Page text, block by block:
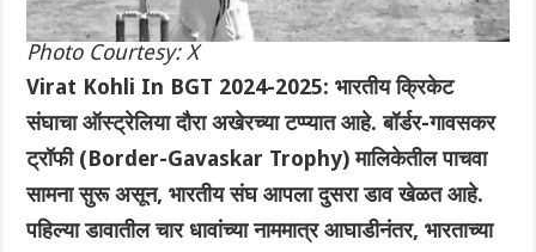
Photo Courtesy: X
Virat Kohli In BGT 2024-2025: भारतीय क्रिकेट
संघाचा ऑस्ट्रेलिया दौरा अखेरच्या टप्प्यात आहे. बॉर्डर-गावसकर
ट्रॉफी (Border-Gavaskar Trophy) मालिकेतील पाचवा
सामना सुरू असून, भारतीय संघ आपला दुसरा डाव खेळत आहे.
पहिल्या डावातील चार धावांच्या नाममात्र आघाडीनंतर, भारताच्या